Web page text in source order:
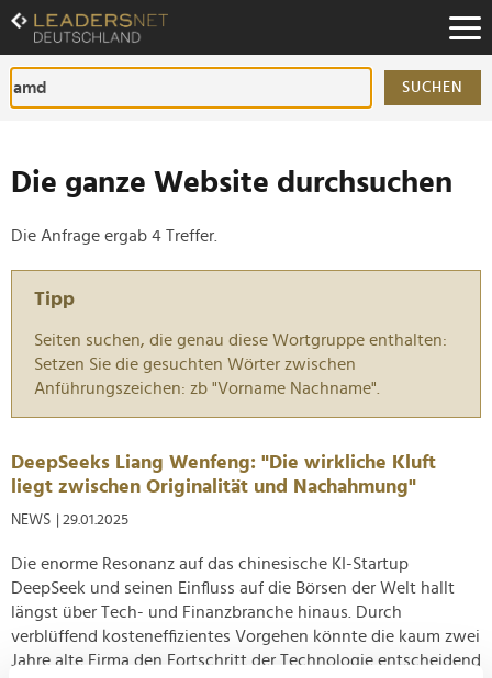
Zum
Inhalt
Zur
Fußzeilen-
Navigation
SUCHEN
Die ganze Website durchsuchen
Die Anfrage ergab 4 Treffer.
Tipp
Seiten suchen, die genau diese Wortgruppe enthalten:
Setzen Sie die gesuchten Wörter zwischen
Anführungszeichen: zb "Vorname Nachname".
DeepSeeks Liang Wenfeng: "Die wirkliche Kluft
liegt zwischen Originalität und Nachahmung"
NEWS | 29.01.2025
Die enorme Resonanz auf das chinesische KI-Startup
DeepSeek und seinen Einfluss auf die Börsen der Welt hallt
längst über Tech- und Finanzbranche hinaus. Durch
verblüffend kosteneffizientes Vorgehen könnte die kaum zwei
Jahre alte Firma den Fortschritt der Technologie entscheidend